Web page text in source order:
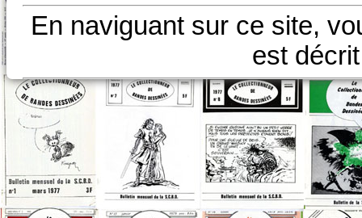
En naviguant sur ce site,
est